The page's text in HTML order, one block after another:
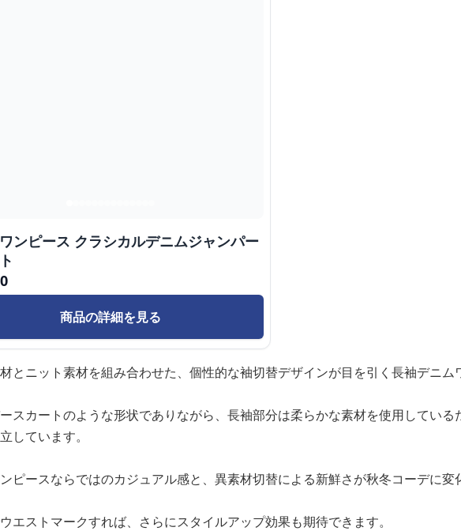
ンピース クラシカルデニムジャンパー
商品の詳細を見る
とニット素材を組み合わせた、個性的な袖切替デザインが目を引く長袖デニム
スカートのような形状でありながら、長袖部分は柔らかな素材を使用してい
しています。
ピースならではのカジュアル感と、異素材切替による新鮮さが秋冬コーデに変
エストマークすれば、さらにスタイルアップ効果も期待できます。